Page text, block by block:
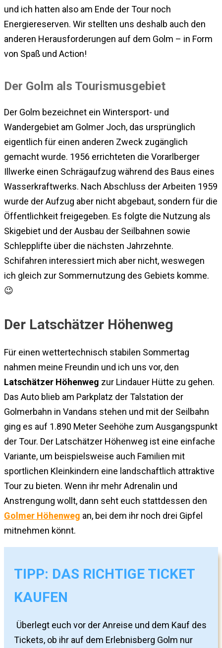
und ich hatten also am Ende der Tour noch
Energiereserven. Wir stellten uns deshalb auch den
anderen Herausforderungen auf dem Golm – in Form
von Spaß und Action!
Der Golm als Tourismusgebiet
Der Golm bezeichnet ein Wintersport- und
Wandergebiet am Golmer Joch, das ursprünglich
eigentlich für einen anderen Zweck zugänglich
gemacht wurde. 1956 errichteten die Vorarlberger
Illwerke einen Schrägaufzug während des Baus eines
Wasserkraftwerks. Nach Abschluss der Arbeiten 1959
wurde der Aufzug aber nicht abgebaut, sondern für die
Öffentlichkeit freigegeben. Es folgte die Nutzung als
Skigebiet und der Ausbau der Seilbahnen sowie
Schlepplifte über die nächsten Jahrzehnte.
Schifahren interessiert mich aber nicht, weswegen
ich gleich zur Sommernutzung des Gebiets komme.
😉
Der Latschätzer Höhenweg
Für einen wettertechnisch stabilen Sommertag
nahmen meine Freundin und ich uns vor, den
Latschätzer Höhenweg zur Lindauer Hütte zu gehen.
Das Auto blieb am Parkplatz der Talstation der
Golmerbahn in Vandans stehen und mit der Seilbahn
ging es auf 1.890 Meter Seehöhe zum Ausgangspunkt
der Tour. Der Latschätzer Höhenweg ist eine einfache
Variante, um beispielsweise auch Familien mit
sportlichen Kleinkindern eine landschaftlich attraktive
Tour zu bieten. Wenn ihr mehr Adrenalin und
Anstrengung wollt, dann seht euch stattdessen den
Golmer Höhenweg an, bei dem ihr noch drei Gipfel
mitnehmen könnt.
TIPP: DAS RICHTIGE TICKET
KAUFEN
Überlegt euch vor der Anreise und dem Kauf des
Tickets, ob ihr auf dem Erlebnisberg Golm nur